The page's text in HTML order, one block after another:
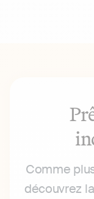
Comme
découvrez